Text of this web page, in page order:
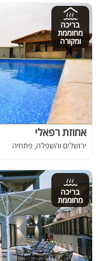
בריכה
מחוממת
ומקורה
אחוזת רפאלי
ירושלים והשפלה, פתחיה
בריכה
מחוממת